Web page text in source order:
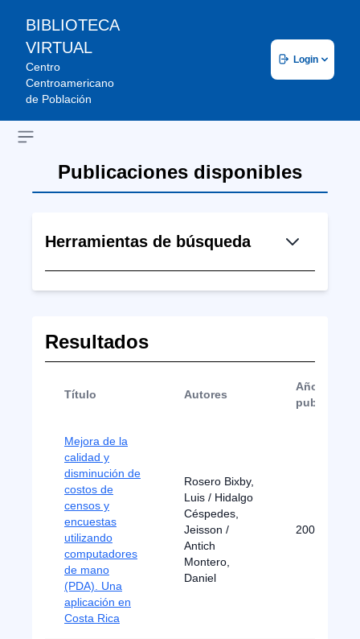
BIBLIOTECA
VIRTUAL
Centro
Centroamericano
de Población
Login
Open sidebar
Publicaciones disponibles
Herramientas de búsqueda
Resultados
Título Autores
Año de
publicación
Mejora de la
calidad y
disminución de
costos de
censos y
encuestas
utilizando
computadores
de mano
(PDA). Una
aplicación en
Costa Rica
Rosero Bixby,
Luis / Hidalgo
Céspedes,
Jeisson /
Antich
Montero,
Daniel
2007